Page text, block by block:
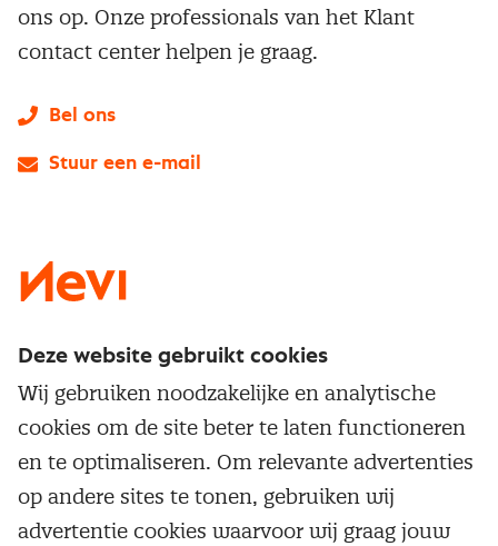
Service & contact
Over inkoop
Netwerk en communities
Aanmelden nieuwsbrief
Populaire thema's
Aanbesteden
Contractmanagement
Opleidingen en trainingen
Trainingen
ons op. Onze professionals van het Klant
contact center helpen je graag.
Bel ons
Stuur een e-mail
Deze website gebruikt cookies
Wij gebruiken noodzakelijke en analytische
cookies om de site beter te laten functioneren
en te optimaliseren. Om relevante advertenties
op andere sites te tonen, gebruiken wij
advertentie cookies waarvoor wij graag jouw